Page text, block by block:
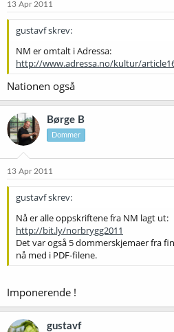
13 Apr 2011
gustavf skrev:
NM er omtalt i Adressa:
http://www.adressa.no/kultur/
Nationen også
Børge B
Dommer
13 Apr 2011
gustavf skrev:
Nå er alle oppskriftene fra NM lagt ut:
http://bit.ly/norbrygg2011
Det var også 5 dommerskjemaer fra
nå med i PDF-filene.
Imponerende !
gustavf